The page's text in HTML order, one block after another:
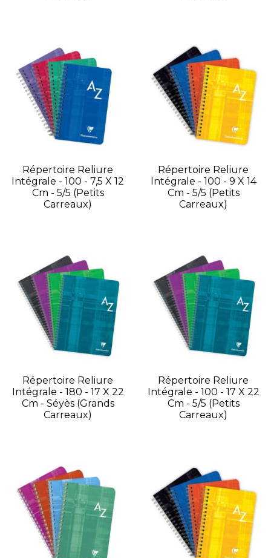
Répertoire Reliure
Intégrale - 100 - 7,5 X 12
Cm - 5/5 (petits
Carreaux)
Répertoire Reliure
Intégrale - 100 - 9 X 14
Cm - 5/5 (petits
Carreaux)
Répertoire Reliure
Intégrale - 180 - 17 X 22
Cm - Séyès (grands
Carreaux)
Répertoire Reliure
Intégrale - 100 - 17 X 22
Cm - 5/5 (petits
Carreaux)